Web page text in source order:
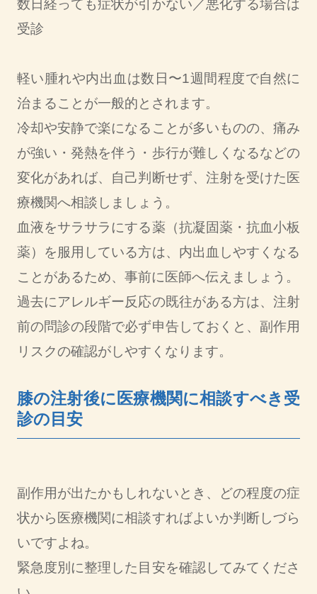
数日経っても症状が引かない／悪化する場合は
受診
軽い腫れや内出血は数日〜1週間程度で自然に
治まることが一般的とされます。
冷却や安静で楽になることが多いものの、痛み
が強い・発熱を伴う・歩行が難しくなるなどの
変化があれば、自己判断せず、注射を受けた医
療機関へ相談しましょう。
血液をサラサラにする薬（抗凝固薬・抗血小板
薬）を服用している方は、内出血しやすくなる
ことがあるため、事前に医師へ伝えましょう。
過去にアレルギー反応の既往がある方は、注射
前の問診の段階で必ず申告しておくと、副作用
リスクの確認がしやすくなります。
膝の注射後に医療機関に相談すべき受
診の目安
副作用が出たかもしれないとき、どの程度の症
状から医療機関に相談すればよいか判断しづら
いですよね。
緊急度別に整理した目安を確認してみてくださ